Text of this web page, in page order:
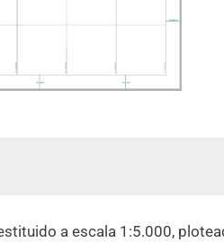
a escala 1:5.000,